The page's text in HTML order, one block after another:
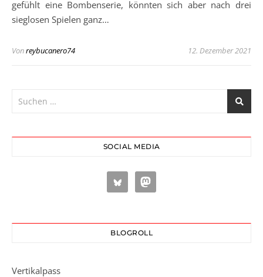
gefühlt eine Bombenserie, könnten sich aber nach drei
sieglosen Spielen ganz…
Vonreybucanero74 12. Dezember 2021
SOCIAL MEDIA
BLOGROLL
Vertikalpass